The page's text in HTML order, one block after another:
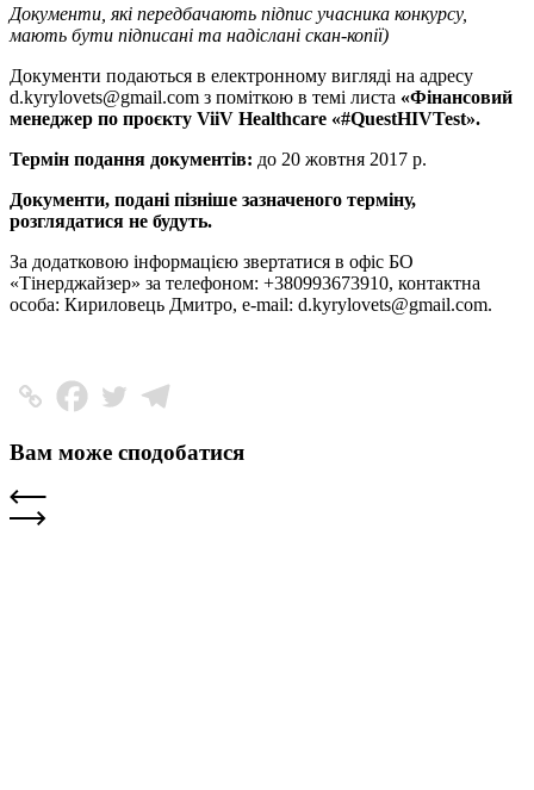
Документи, які передбачають підпис учасника конкурсу,
мають бути підписані та надіслані скан-копії)
Документи подаються в електронному вигляді на адресу
d.kyrylovets@gmail.com з поміткою в темі листа «Фінансовий
менеджер по проєкту ViiV Healthcare «#QuestHIVTest».
Термін подання документів: до 20 жовтня 2017 р.
Документи, подані пізніше зазначеного терміну,
розглядатися не будуть.
За додатковою інформацією звертатися в офіс БО
«Тінерджайзер» за телефоном: +380993673910, контактна
особа: Кириловець Дмитро, е-mail: d.kyrylovets@gmail.com.
Вам може сподобатися